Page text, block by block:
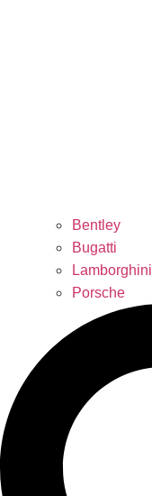
Bentley
Bugatti
Lamborghini
Porsche